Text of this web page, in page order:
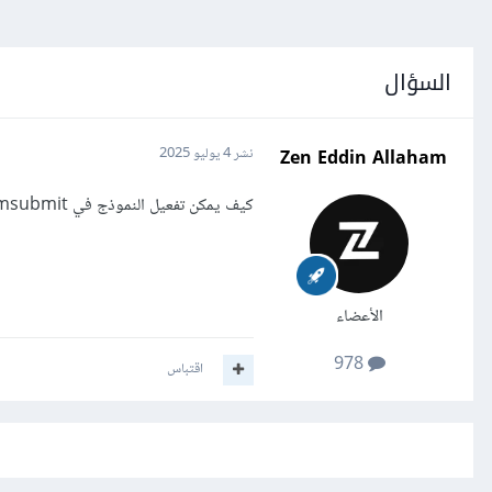
السؤال
Zen Eddin Allaham
الأعضاء
978
نشر4 يوليو 2025
كيف يمكن تفعيل النموذج في fromsubmit
اقتباس